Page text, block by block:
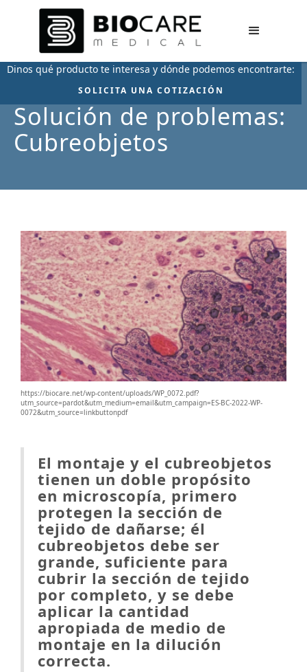
Dinos qué producto te interesa y dónde podemos encontrarte:
SOLICITA UNA COTIZACIÓN
Solución de problemas:
Cubreobjetos
https://biocare.net/wp-content/uploads/WP_0072.pdf?
utm_source=pardot&utm_medium=email&utm_campaign=ES-BC-2022-WP-
0072&utm_source=linkbuttonpdf
El montaje y el cubreobjetos
tienen un doble propósito
en microscopía, primero
protegen la sección de
tejido de dañarse; él
cubreobjetos debe ser
grande, suficiente para
cubrir la sección de tejido
por completo, y se debe
aplicar la cantidad
apropiada de medio de
montaje en la dilución
correcta.